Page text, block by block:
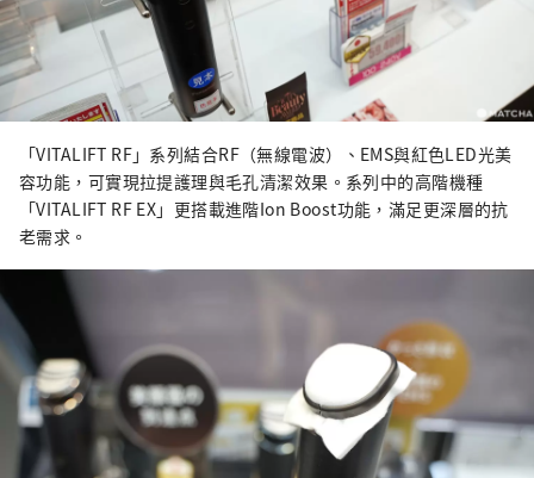
「VITALIFT RF」系列結合RF（無線電波）、EMS與紅色LED光美
容功能，可實現拉提護理與毛孔清潔效果。系列中的高階機種
「VITALIFT RF EX」更搭載進階Ion Boost功能，滿足更深層的抗
老需求。